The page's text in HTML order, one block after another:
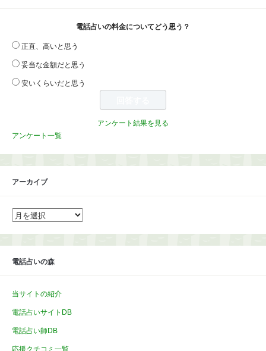
電話占いの料金についてどう思う？
正直、高いと思う
妥当な金額だと思う
安いくらいだと思う
アンケート結果を見る
アンケート一覧
アーカイブ
ア
ー
イ
電話占いの森
当サイトの紹介
電話占いサイトDB
電話占い師DB
応援クチコミ一覧